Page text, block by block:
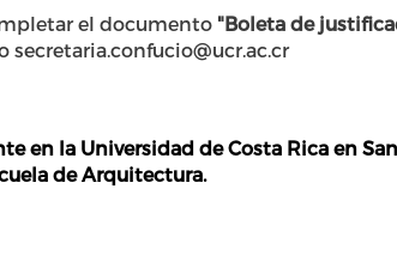
el documento "Boleta de
secretaria.confucio@ucr.ac.cr
en la Universidad de Costa Rica en
de Arquitectura.